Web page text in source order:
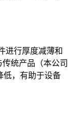
进行厚度减薄和
统产品（本公司
低，有助于设备